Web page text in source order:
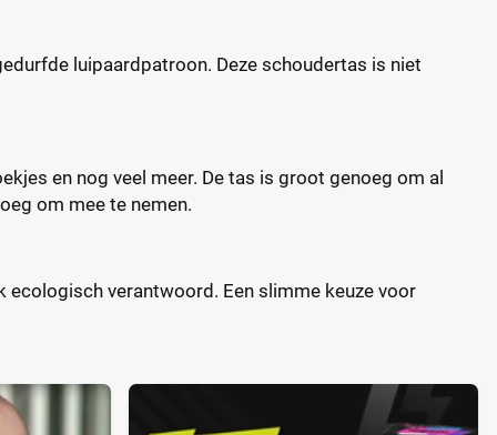
luipaardpatroon. Deze schoudertas is niet
en nog veel meer. De tas is groot genoeg om al
om mee te nemen.
ecologisch verantwoord. Een slimme keuze voor